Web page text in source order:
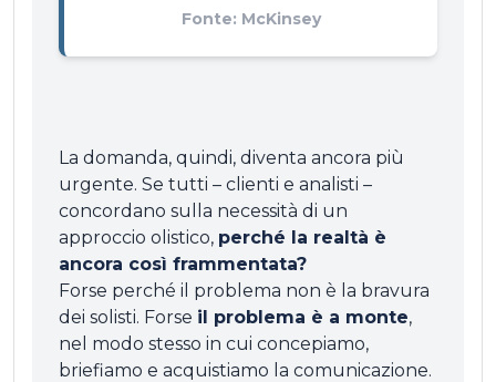
Fonte: McKinsey
La domanda, quindi, diventa ancora più
urgente. Se tutti – clienti e analisti –
concordano sulla necessità di un
approccio olistico, perché la realtà è
ancora così frammentata?
Forse perché il problema non è la bravura
dei solisti. Forse il problema è a monte,
nel modo stesso in cui concepiamo,
briefiamo e acquistiamo la comunicazione.